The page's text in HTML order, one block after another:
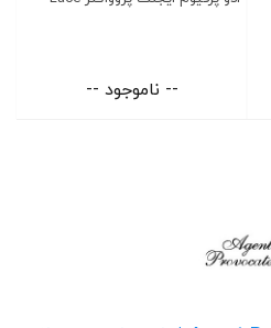
-- ناموجود --